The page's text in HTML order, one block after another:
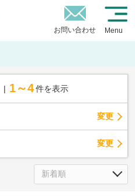
お問い合わせ Menu
1～4 件を表示
変更
変更